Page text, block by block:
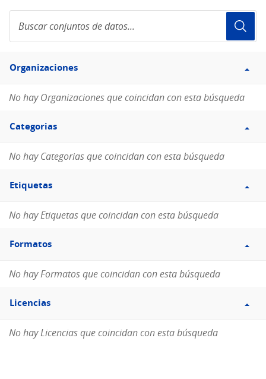
conjuntos
de
Filtro
Organizaciones
Organizaciones
No hay Organizaciones que coincidan con esta búsqueda
Filtro
Categorias
Categorias
No hay Categorias que coincidan con esta búsqueda
Filtro
Etiquetas
Etiquetas
No hay Etiquetas que coincidan con esta búsqueda
Filtro
Formatos
Formatos
No hay Formatos que coincidan con esta búsqueda
Filtro
Licencias
Licencias
No hay Licencias que coincidan con esta búsqueda